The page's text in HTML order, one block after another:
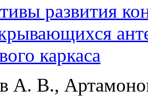
развития
каркаса
А. В.,